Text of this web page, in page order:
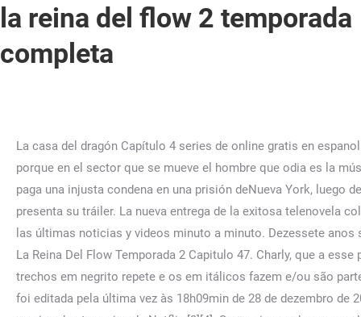
la reina del flow 2 temporada
completa
La casa del dragón Capítulo 4 series de online gratis en espanol. Voy a entregarme en cada entrenamiento, en cada partido. Los campos obligatorios están marcados con *. Todo lo decide porque en el sector que se mueve el hombre que odia es la música y piensa que así podrá descubrirlo de mejor forma. La Reina Del Flow Temporada 2 Capitulo 47. Por esta razón, Yeimy paga una injusta condena en una prisión deNueva York, luego de perder a su familia a manos de unos asesinos. Ver series de televisión ilimitadas. La temporada 3 de "Emily en París" presenta su tráiler. La nueva entrega de la exitosa telenovela colombiana ya está disponible al completo. Encuentra las últimas noticias de los principales medios de Perú, mira y comparte las últimas noticias y videos minuto a minuto. Dezessete anos se passaram e, atualmente, Charly é um famoso cantor de reggaetón, enquanto que Yeimy continua presa em Nova Iorque. La Reina Del Flow Temporada 2 Capitulo 47. Charly, que a esse ponto já sabia que Yeimy era apaixonada por ele, a seduziu e a enganou para que ela não contasse nada a ninguém. Os trechos em negrito repete e os em itálicos fazem e/ou são parte do coro. A série é protagonizada pela atriz Carolina Ramírez e pelos atores Carlos Torres e Andrés Sandoval. Esta página foi editada pela última vez às 18h09min de 28 de dezembro de 2022. © 2023 Datmusic. Episodio 5 6. Malverde El Santo Patrón. Desde 9 de novembro de 2018 a série está disponível no serviço de streaming da Netflix.[3][4]. Sua amiga acaba morrendo, mas Yeimy sobrevive ao atentado e, nesta hora, a DEA vê uma brecha para fazer um novo acordo com Yeimy. La Reina Del Sur Temporada 3 Capitulo 45 Completo. “Siempre son muy profesionales en Medicina del Deporte, tienen conocimiento y el trato es muy bueno. Comentarios públicos Ana Toral TE AMO ME MATO POR TI Ana Toral MI VIDA CONPLETA Episode 1; Episode 2 . Explorar Más abajo podrás descargar la serie completa de La Reina del Flow, gratis y sin anuncios, aprovecha para dejarnos un comentario de que te ha parecido todo. Sin anuncios, sin interrupciones y mire en línea o fuera de línea desde sus dispositivos, Puñales por la espalda: El misterio de Glass Onion, La Reina Del Flow Temporada 2 Gratis Online. Yeimy Montoya (Carolina Ramírez), que após alcançar fama e sucesso na música, sem saber que em breve aparecerá em sua vida um inimigo que a conhece muito bem, ela e todos os seus entes queridos estarão em perigo. Create your free account and enjoy our features for registered users: Anya Taylor-Joy stars in the series 'The Queen's Gambit', Tráiler en castellano de la serie “Entre el mundo y yo”, Tráiler de la temporada 2 de “Alice in Borderland”, que se estrena hoy, Tráiler en castellano de la serie “The Last of Us”, Season 3 of "Emily in Paris" presents its trailer, Tráiler de la serie “The English”, que ya está disponible en HBO. mfzxxs.com © 2019 - 2023 Todos los Derechos Reservados. La Reina del Sur 3 Cap 54 Completo. Además de la prueba de isocinecia, se realizó a 34 jugadores de Pumas una historia clínica, un electrocardiograma de reposo, pruebas bioquímicas y de salto. Tendencias Tokyvideo 5,5k La reina del flow 2018 | Clasificación por edad: 16+ | 2 temporadas | Series sobre crímenes Después de pasar diecisiete años en la